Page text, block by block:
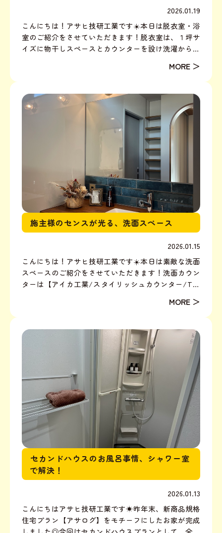
2026.01.19
こんにちは！アサヒ技研工業です☀️本日は脱衣室・浴
室のご紹介をさせていただきます！脱衣室は、１坪サ
イズに物干しスペースとカウンターを設け洗濯から乾
としました◎FIX窓は高い位置に設けたので目線も気
す！カウ...
施主様のセンスが光る、洗面スペース
2026.01.15
こんにちは！アサヒ技研工業です☀️本日は素敵な洗面
スペースのご紹介をさせていただきます！洗面カウン
ターは【アイカ工業/スタイリッシュカウンター/TJ-
目のない洗面シンクでデザイン性も高く掃除もしやす
と、ア...
セカンドハウスのお風呂事情、シャワー室
で解決！
2026.01.13
こんにちはアサヒ技研工業です☀昨年末、新商品規格
住宅プラン【アサログ】をモチーフにしたお家が完成